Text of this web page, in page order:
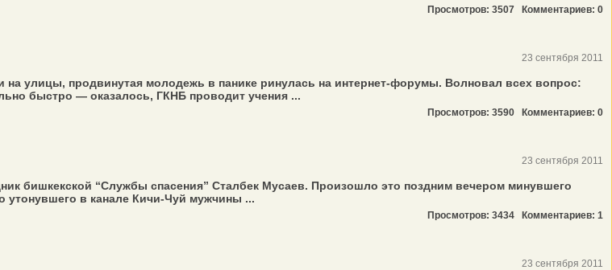
Просмотров: 3507 Комментариев: 0
23 сентября 2011
улицы, продвинутая молодежь в панике ринулась на интернет-форумы. Волновал всех вопрос:
быстро — оказалось, ГКНБ проводит учения ...
Просмотров: 3590 Комментариев: 0
23 сентября 2011
бишкекской “Службы спасения” Сталбек Мусаев. Произошло это поздним вечером минувшего
утонувшего в канале Кичи-Чуй мужчины ...
Просмотров: 3434 Комментариев: 1
23 сентября 2011